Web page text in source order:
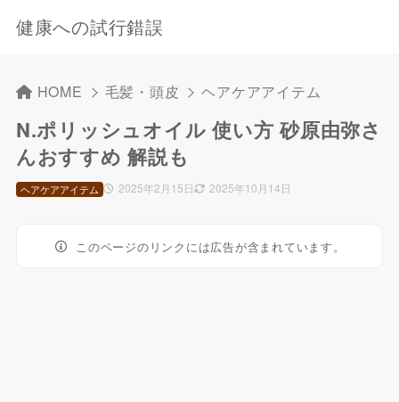
健康への試行錯誤
HOME 毛髪・頭皮 ヘアケアアイテム
N.ポリッシュオイル 使い方 砂原由弥さ
んおすすめ 解説も
2025年2月15日 2025年10月14日
ヘアケアアイテム
このページのリンクには広告が含まれています。